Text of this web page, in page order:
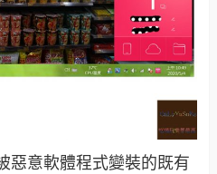
惡意軟體程式變裝的既有